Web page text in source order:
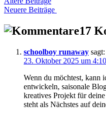
Neuere Beiträge
17
schoolboy runaway sagt:
23. Oktober 2025 um
Wenn du möchtest, kann
entwickeln, saisonale
kreatives Projekt für
steht als Nächstes auf